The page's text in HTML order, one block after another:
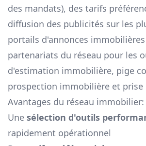
des mandats), des tarifs
diffusion des publicités sur les
portails d'annonces
partenariats du réseau pour les
d'estimation immobilière, pige
prospection immobilière et prise
Avantages du réseau immobilier:
Une sélection d'outils
rapidement opérationnel